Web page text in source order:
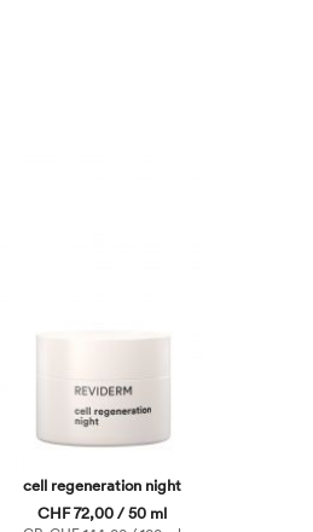
cell regeneration night
CHF 72,00 / 50 ml